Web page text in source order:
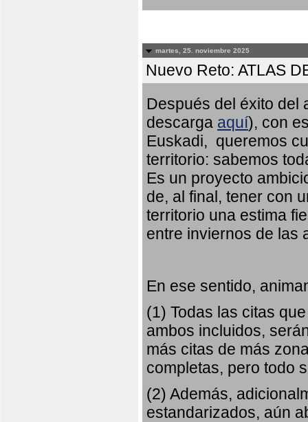
martes, 25. noviembre 2025
Nuevo Reto: ATLAS
Después del éxito del
descarga aquí), con
Euskadi, queremos
territorio: sabemos
Es un proyecto
de, al final, tener con
territorio una estima
entre inviernos de las
En ese sentido,
(1) Todas las citas
ambos incluidos,
más citas de más
completas, pero todo
(2) Además,
estandarizados, aún